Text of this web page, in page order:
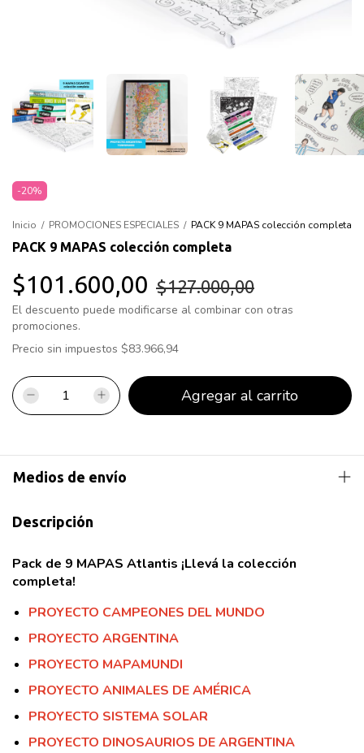
-20%
Inicio / PROMOCIONES ESPECIALES / PACK 9 MAPAS colección completa
PACK 9 MAPAS colección completa
$101.600,00 $127.000,00
El descuento puede modificarse al combinar con otras
promociones.
Precio sin impuestos $83.966,94
Medios de envío
Descripción
Pack de 9 MAPAS Atlantis ¡Llevá la colección
completa!
PROYECTO CAMPEONES DEL MUNDO
PROYECTO ARGENTINA
PROYECTO MAPAMUNDI
PROYECTO ANIMALES DE AMÉRICA
PROYECTO SISTEMA SOLAR
PROYECTO DINOSAURIOS DE ARGENTINA